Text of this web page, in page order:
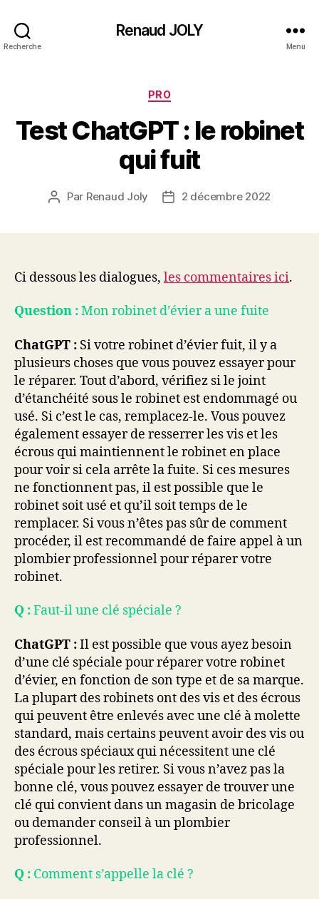
Recherche
Renaud JOLY
Menu
Catégories
PRO
Test ChatGPT : le robinet
qui fuit
Auteur
Par Renaud Joly
Date2 décembre 2022
Ci dessous les dialogues, les commentaires ici.
Question :Mon robinet d’évier a une fuite
ChatGPT : Si votre robinet d’évier fuit, il y a
plusieurs choses que vous pouvez essayer pour
le réparer. Tout d’abord, vérifiez si le joint
d’étanchéité sous le robinet est endommagé ou
usé. Si c’est le cas, remplacez-le. Vous pouvez
également essayer de resserrer les vis et les
écrous qui maintiennent le robinet en place
pour voir si cela arrête la fuite. Si ces mesures
ne fonctionnent pas, il est possible que le
robinet soit usé et qu’il soit temps de le
remplacer. Si vous n’êtes pas sûr de comment
procéder, il est recommandé de faire appel à un
plombier professionnel pour réparer votre
robinet.
Q :Faut-il une clé spéciale ?
ChatGPT :Il est possible que vous ayez besoin
d’une clé spéciale pour réparer votre robinet
d’évier, en fonction de son type et de sa marque.
La plupart des robinets ont des vis et des écrous
qui peuvent être enlevés avec une clé à molette
standard, mais certains peuvent avoir des vis ou
des écrous spéciaux qui nécessitent une clé
spéciale pour les retirer. Si vous n’avez pas la
bonne clé, vous pouvez essayer de trouver une
clé qui convient dans un magasin de bricolage
ou demander conseil à un plombier
professionnel.
Q : Comment s’appelle la clé ?